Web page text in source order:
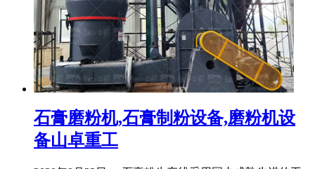
石膏磨粉机,石膏制粉设备,磨粉机设
备山卓重工